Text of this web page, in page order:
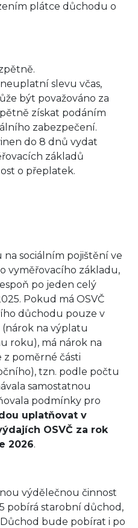
plátce důchodu o
slevu včas,
být považováno za
získat podáním
zabezpečení.
do 8 dnů vydat
základů
o přeplatek.
na sociálním pojištění ve
vyměřovacího základu,
po jeden celý
Pokud má OSVČ
důchodu pouze v
na výplatu
roku), má nárok na
poměrné části
tzn. podle počtu
samostatnou
podmínky pro
uplatňovat v
OSVČ za rok
2026.
výdělečnou činnost
pobírá starobní důchod,
bude pobírat i po